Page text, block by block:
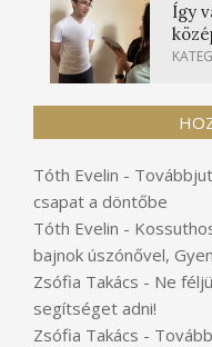
Így
Tóth Evelin -
csapat a döntőbe
Tóth Evelin -
bajnok úszónővel,
Zsófia Takács - Ne
segítséget adni!
Zsófia Takács -